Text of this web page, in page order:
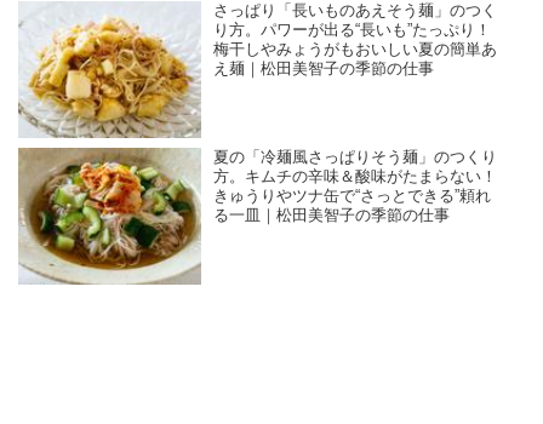
さっぱり「長いものあえそう麺」のつく
り方。パワーが出る“長いも”たっぷり！
梅干しやみょうがもおいしい夏の簡単あ
え麺｜松田美智子の季節の仕事
夏の「冷麺風さっぱりそう麺」のつくり
方。キムチの辛味＆酸味がたまらない！
きゅうりやツナ缶で“さっとできる”頼れ
る一皿｜松田美智子の季節の仕事